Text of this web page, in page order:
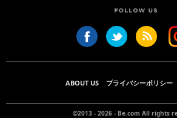
ABOUT US プライバシーポリシー
©2013 - 2026 - Be.com All rights